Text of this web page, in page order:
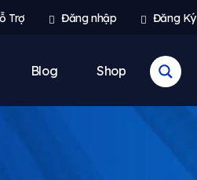
Trợ Đăng nhập Đăng Ký
Blog Shop